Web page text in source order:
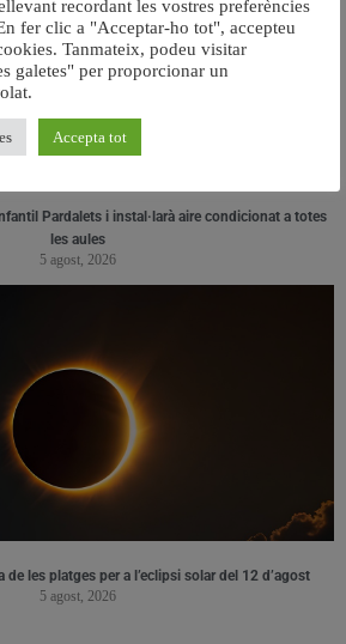
Pardalets i instal·larà aire condicionat a totes
les aules
5 agost, 2026
de les platges per a l’eclipsi solar del 12 d’agost
5 agost, 2026
recordant les vostres preferències
fer clic a "Acceptar-ho tot", accepteu
Tanmateix, podeu visitar
galetes" per proporcionar un
Accepta tot